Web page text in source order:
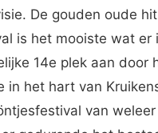
De gouden oude
is het mooiste wat er
14e plek aan door
in het hart van
van